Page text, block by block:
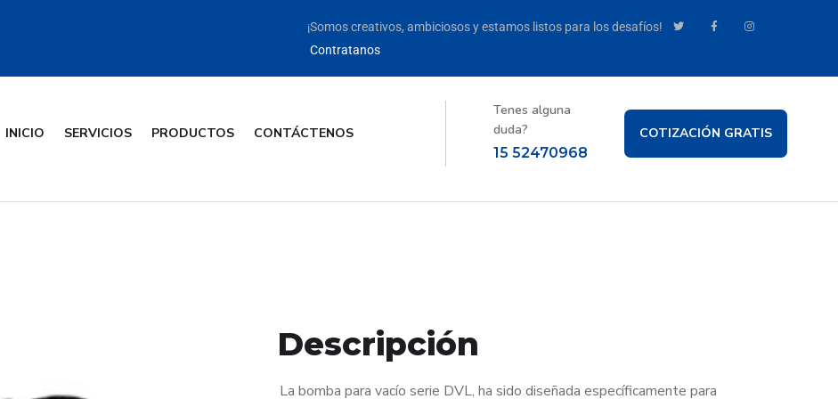
¡Somos creativos, ambiciosos y estamos listos para los desafíos!
Contratanos
INICIO SERVICIOS PRODUCTOS CONTÁCTENOS
Tenes alguna
duda?
15 52470968
COTIZACIÓN GRATIS
Descripción
La bomba para vacío serie DVL, ha sido diseñada específicamente para